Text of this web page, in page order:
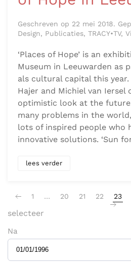
Geschreven op 22 mei 2018.
Design, Publicaties, TRACY•TV,
‘Places of Hope’ is an
Museum in Leeuwarden as
als cultural capital this
Hajer and Michiel van Iersel
optimistic look at the
many problems in the
lots of inspired people who
innovative solutions. ‘Sun
lees verder
1 … 20 21 22 23
selecteer
Na